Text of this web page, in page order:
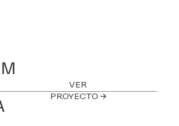
VER
PROYECTO →